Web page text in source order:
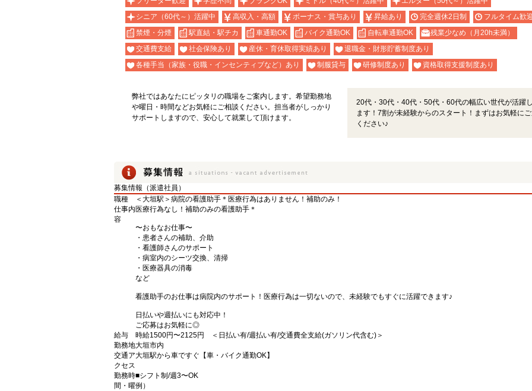
シニア（60代～）活躍中
高収入・高額 ボーナス・賞与あり 昇給あり 完全週休2日制
フルタイム歓
禁煙・分煙
駅直結・駅チカ 車通勤OK バイク通勤OK 自転車通勤OK
残業少なめ（月20h未満）
交通費支給
社会保険あり 産休・育休取得実績あり
退職金・財形貯蓄制度あり
各種手当（家族・役職・インセンティブなど）あり
制服貸与 研修制度あり 資格取得支援制度あり
弊社ではあなたにピッタリの職場をご案内します。希望勤務地
や曜日・時間などお気軽にご相談ください。担当者がしっかり
サポートしますので、安心して就業して頂けます。
20代・30代・40代・50代・60代の幅広い世代が活躍
ます！7割が未経験からのスタート！まずはお気軽に
ください♪
募集情報（派遣社員）
職種
＜大垣駅＞病院の看護助手＊医療行為はありません！補助のみ！
仕事内
容
医療行為なし！補助のみの看護助手＊
〜おもなお仕事〜
・患者さんの補助、介助
・看護師さんのサポート
・病室内のシーツ交換、清掃
・医療器具の消毒
など
看護助手のお仕事は病院内のサポート！医療行為は一切ないので、未経験でもすぐに活躍できます♪
日払いや週払いにも対応中！
ご応募はお気軽に◎
給与
時給1500円〜2125円 ＜日払い有/週払い有/交通費全支給(ガソリン代含む)＞
勤務地大垣市内
交通ア
クセス
大垣駅から車ですぐ【車・バイク通勤OK】
勤務時
間・曜
■シフト制/週3〜OK
例）